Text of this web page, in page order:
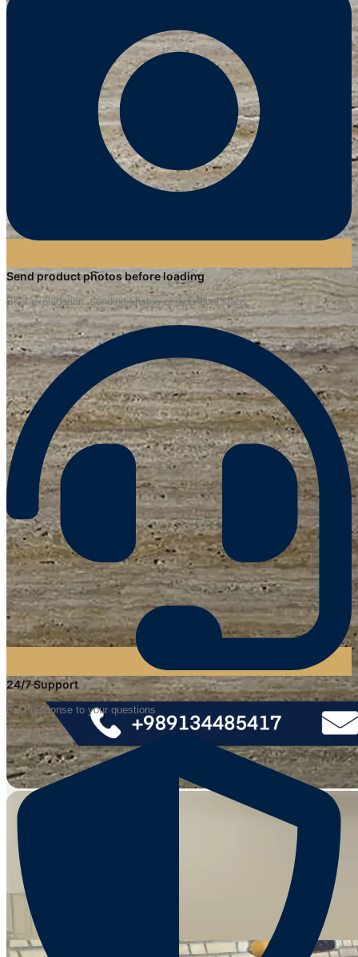
Send product photos before loading
Brief explanation: sending photos of individual slabs.
24/7 Support
Fast response to your questions